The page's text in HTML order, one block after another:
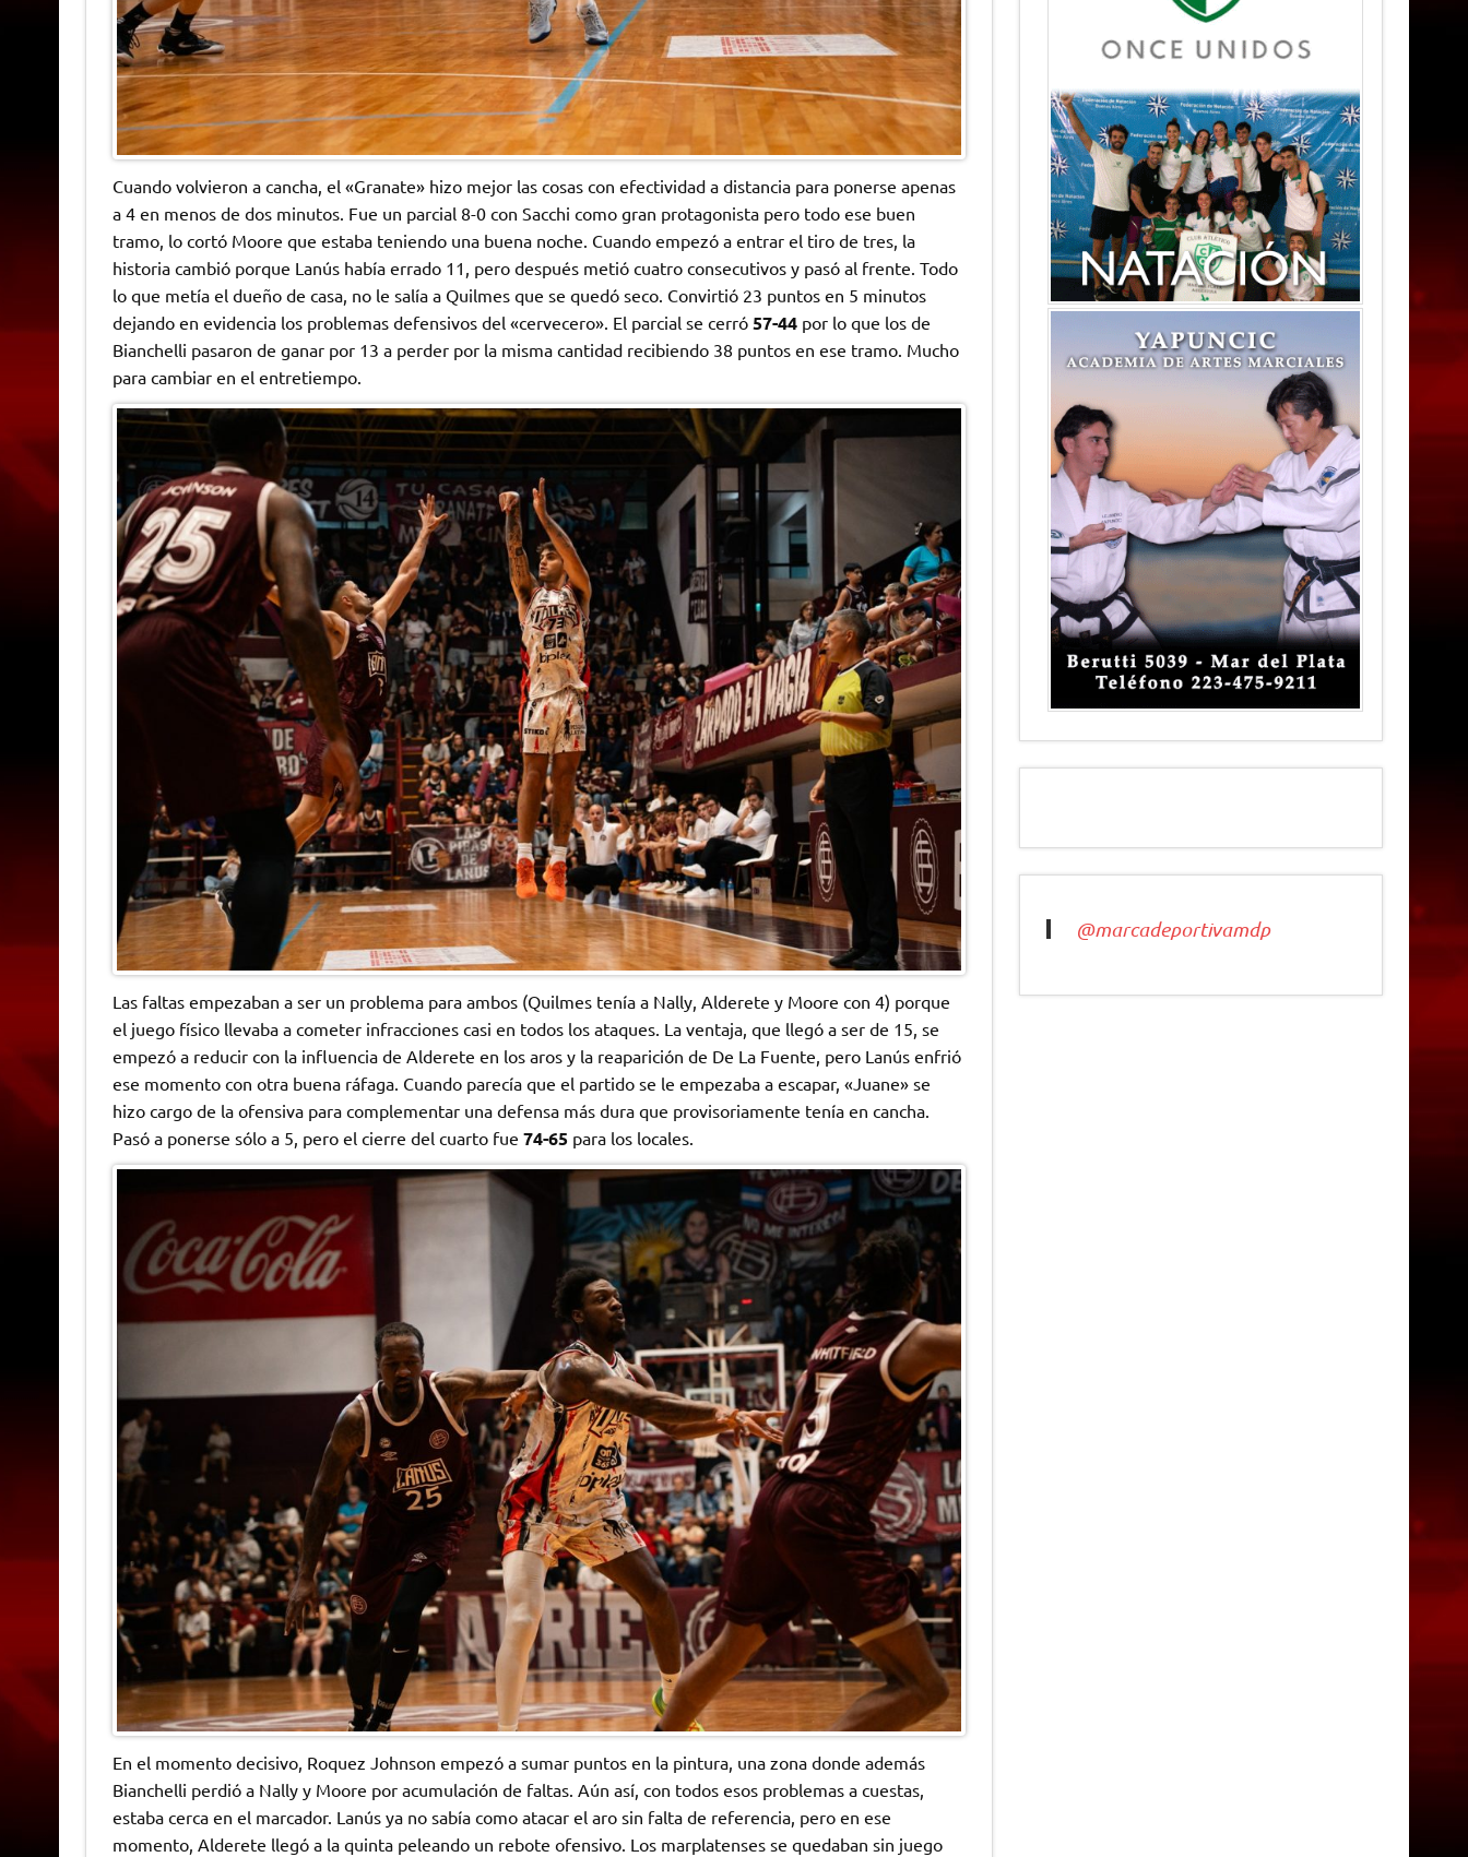
Cuando volvieron a cancha, el «Granate» hizo mejor las cosas con efectividad a distancia para ponerse apenas
a 4 en menos de dos minutos. Fue un parcial 8-0 con Sacchi como gran protagonista pero todo ese buen
tramo, lo cortó Moore que estaba teniendo una buena noche. Cuando empezó a entrar el tiro de tres, la
historia cambió porque Lanús había errado 11, pero después metió cuatro consecutivos y pasó al frente. Todo
lo que metía el dueño de casa, no le salía a Quilmes que se quedó seco. Convirtió 23 puntos en 5 minutos
dejando en evidencia los problemas defensivos del «cervecero». El parcial se cerró 57-44 por lo que los de
Bianchelli pasaron de ganar por 13 a perder por la misma cantidad recibiendo 38 puntos en ese tramo. Mucho
para cambiar en el entretiempo.
Las faltas empezaban a ser un problema para ambos (Quilmes tenía a Nally, Alderete y Moore con 4) porque
el juego físico llevaba a cometer infracciones casi en todos los ataques. La ventaja, que llegó a ser de 15, se
empezó a reducir con la influencia de Alderete en los aros y la reaparición de De La Fuente, pero Lanús enfrió
ese momento con otra buena ráfaga. Cuando parecía que el partido se le empezaba a escapar, «Juane» se
hizo cargo de la ofensiva para complementar una defensa más dura que provisoriamente tenía en cancha.
Pasó a ponerse sólo a 5, pero el cierre del cuarto fue 74-65para los locales.
En el momento decisivo, Roquez Johnson empezó a sumar puntos en la pintura, una zona donde además
Bianchelli perdió a Nally y Moore por acumulación de faltas. Aún así, con todos esos problemas a cuestas,
estaba cerca en el marcador. Lanús ya no sabía como atacar el aro sin falta de referencia, pero en ese
momento, Alderete llegó a la quinta peleando un rebote ofensivo. Los marplatenses se quedaban sin juego
@marcadeportivamdp